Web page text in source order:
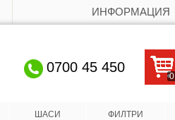
ИНФОРМАЦИЯ
0
Кошницата е празна
0700 45 450
ШАСИ ФИЛТРИ